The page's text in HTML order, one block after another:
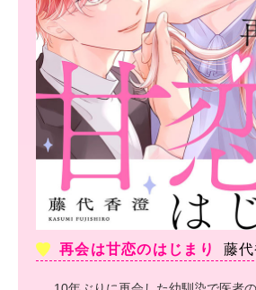
再会は甘恋のはじまり 藤